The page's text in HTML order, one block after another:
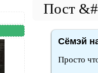
Сёмэй
Просто